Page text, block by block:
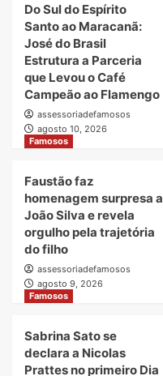
Do Sul do Espírito
Santo ao Maracanã:
José do Brasil
Estrutura a Parceria
que Levou o Café
Campeão ao Flamengo
assessoriadefamosos
agosto 10, 2026
Famosos
Faustão faz
homenagem surpresa a
João Silva e revela
orgulho pela trajetória
do filho
assessoriadefamosos
agosto 9, 2026
Famosos
Sabrina Sato se
declara a Nicolas
Prattes no primeiro Dia